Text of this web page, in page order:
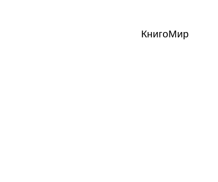
КнигоМир